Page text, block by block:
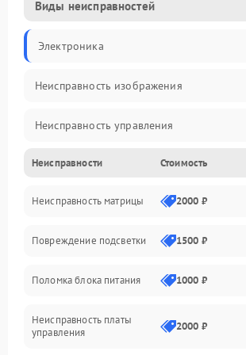
Виды неисправностей
Электроника
Неисправность изображения
Неисправность управления
Неисправность интерфейсов
Прочие неисправности
Неисправность звука
Механические повреждения
Неисправности Стоимость
Неисправность матрицы 2000 ₽
Повреждение подсветки 1500 ₽
Поломка блока питания 1000 ₽
Неисправность платы
управления
2000 ₽